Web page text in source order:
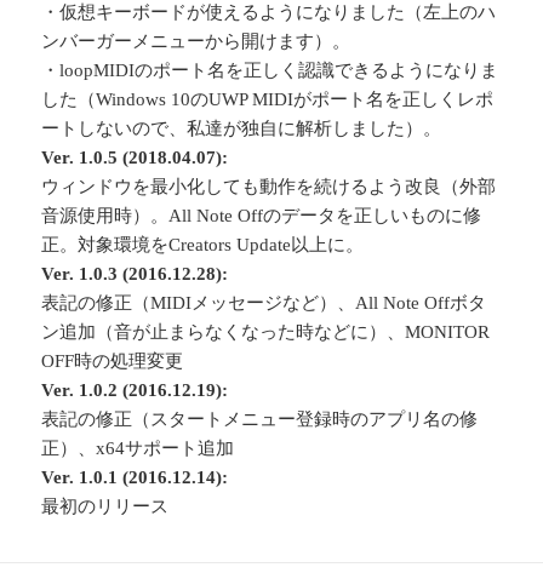
・仮想キーボードが使えるようになりました（左上のハ
ンバーガーメニューから開けます）。
・loopMIDIのポート名を正しく認識できるようになりま
した（Windows 10のUWP MIDIがポート名を正しくレポ
ートしないので、私達が独自に解析しました）。
Ver. 1.0.5 (2018.04.07):
ウィンドウを最小化しても動作を続けるよう改良（外部
音源使用時）。All Note Offのデータを正しいものに修
正。対象環境をCreators Update以上に。
Ver. 1.0.3 (2016.12.28):
表記の修正（MIDIメッセージなど）、All Note Offボタ
ン追加（音が止まらなくなった時などに）、MONITOR
OFF時の処理変更
Ver. 1.0.2 (2016.12.19):
表記の修正（スタートメニュー登録時のアプリ名の修
正）、x64サポート追加
Ver. 1.0.1 (2016.12.14):
最初のリリース